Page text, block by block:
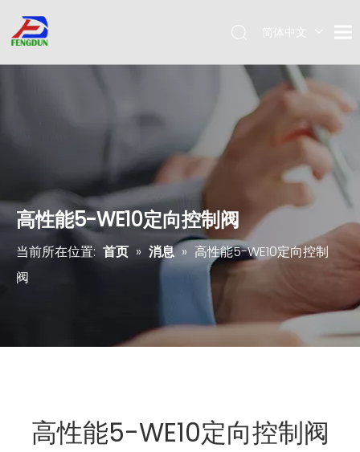
简体中文
English
高性能5-WE10定向控制阀
当前所在位置: 首页 » 消息 » 高性能5-WE10定向控制
阀
高性能5-WE10定向控制阀